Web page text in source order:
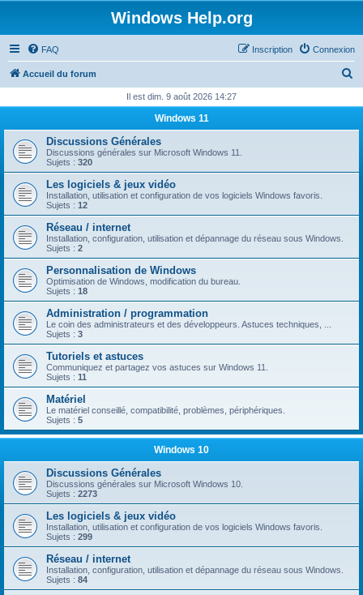
Windows Help.org
FAQ Connexion
Inscription
Accueil du forum
h
r
Il est dim. 9 août 2026 14:27
Windows 11
Discussions Générales
Discussions générales sur Microsoft Windows 11.
Sujets : 320
Les logiciels & jeux vidéo
Installation, utilisation et configuration de vos logiciels Windows favoris.
Sujets : 12
Réseau / internet
Installation, configuration, utilisation et dépannage du réseau sous Windows.
Sujets : 2
Personnalisation de Windows
Optimisation de Windows, modification du bureau.
Sujets : 18
Administration / programmation
Le coin des administrateurs et des développeurs. Astuces techniques, ...
Sujets : 3
Tutoriels et astuces
Communiquez et partagez vos astuces sur Windows 11.
Sujets : 11
Matériel
Le matériel conseillé, compatibilité, problèmes, périphériques.
Sujets : 5
Windows 10
Discussions Générales
Discussions générales sur Microsoft Windows 10.
Sujets : 2273
Les logiciels & jeux vidéo
Installation, utilisation et configuration de vos logiciels Windows favoris.
Sujets : 299
Réseau / internet
Installation, configuration, utilisation et dépannage du réseau sous Windows.
Sujets : 84